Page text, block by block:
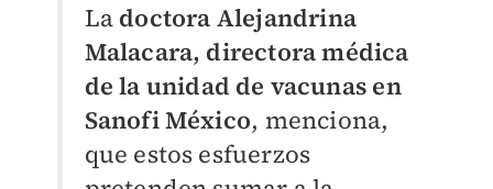
La doctora Alejandrina
Malacara, directora médica
de la unidad de vacunas en
Sanofi México, menciona,
que estos esfuerzos